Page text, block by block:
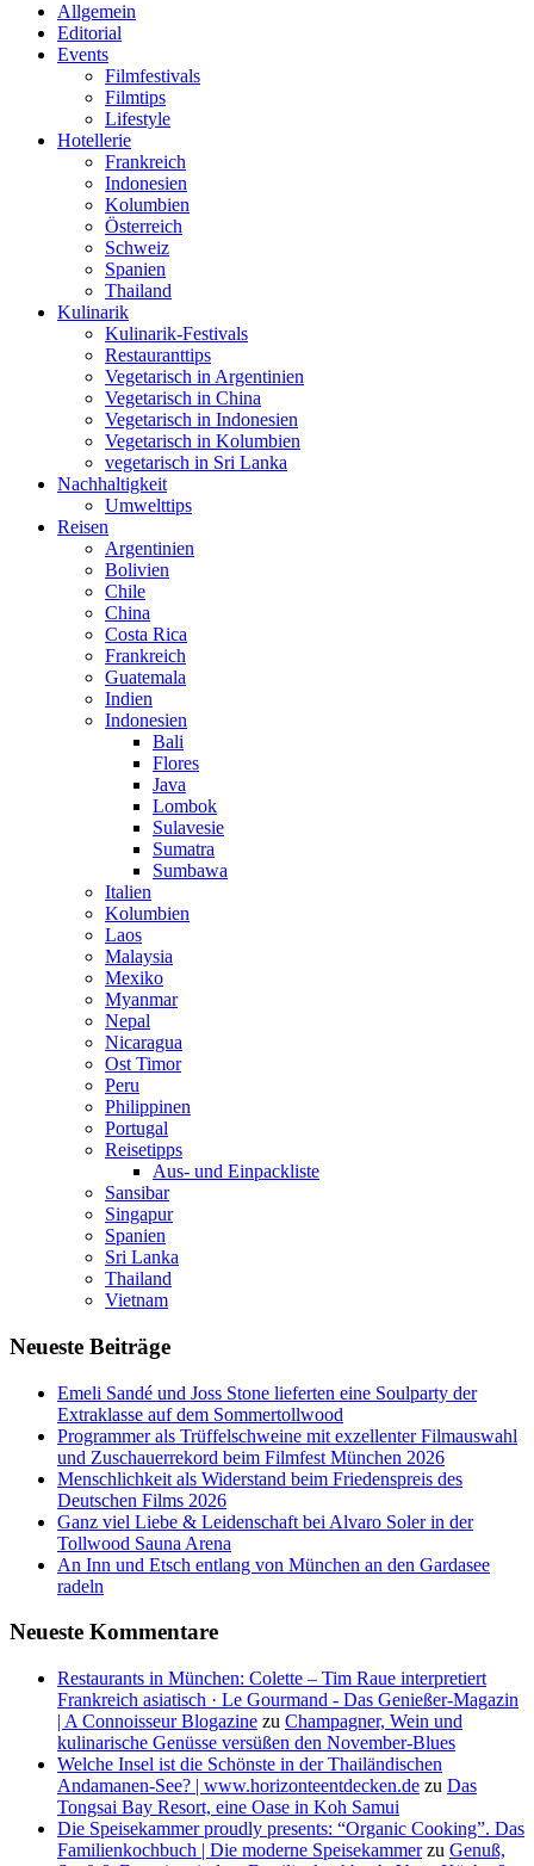
Allgemein
Editorial
Events
Filmfestivals
Filmtips
Lifestyle
Hotellerie
Frankreich
Indonesien
Kolumbien
Österreich
Schweiz
Spanien
Thailand
Kulinarik
Kulinarik-Festivals
Restauranttips
Vegetarisch in Argentinien
Vegetarisch in China
Vegetarisch in Indonesien
Vegetarisch in Kolumbien
vegetarisch in Sri Lanka
Nachhaltigkeit
Umwelttips
Reisen
Argentinien
Bolivien
Chile
China
Costa Rica
Frankreich
Guatemala
Indien
Indonesien
Bali
Flores
Java
Lombok
Sulavesie
Sumatra
Sumbawa
Italien
Kolumbien
Laos
Malaysia
Mexiko
Myanmar
Nepal
Nicaragua
Ost Timor
Peru
Philippinen
Portugal
Reisetipps
Aus- und Einpackliste
Sansibar
Singapur
Spanien
Sri Lanka
Thailand
Vietnam
Neueste Beiträge
Emeli Sandé und Joss Stone lieferten eine Soulparty der
Extraklasse auf dem Sommertollwood
Programmer als Trüffelschweine mit exzellenter Filmauswahl
und Zuschauerrekord beim Filmfest München 2026
Menschlichkeit als Widerstand beim Friedenspreis des
Deutschen Films 2026
Ganz viel Liebe & Leidenschaft bei Alvaro Soler in der
Tollwood Sauna Arena
An Inn und Etsch entlang von München an den Gardasee
radeln
Neueste Kommentare
Restaurants in München: Colette – Tim Raue interpretiert
Frankreich asiatisch · Le Gourmand - Das Genießer-Magazin
| A Connoisseur Blogazine zu Champagner, Wein und
kulinarische Genüsse versüßen den November-Blues
Welche Insel ist die Schönste in der Thailändischen
Andamanen-See? | www.horizonteentdecken.de zu Das
Tongsai Bay Resort, eine Oase in Koh Samui
Die Speisekammer proudly presents: “Organic Cooking”. Das
Familienkochbuch | Die moderne Speisekammerzu Genuß,